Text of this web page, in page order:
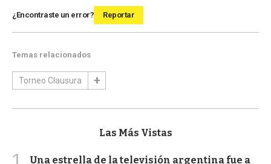
¿Encontraste un error? Reportar
Temas relacionados
Torneo Clausura
Las Más Vistas
Una estrella de la televisión argentina fue a